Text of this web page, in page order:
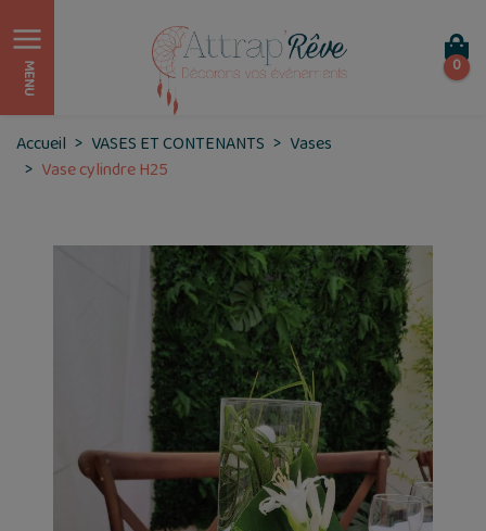
MENU 0
Accueil VASES ET CONTENANTS Vases
Vase cylindre H25